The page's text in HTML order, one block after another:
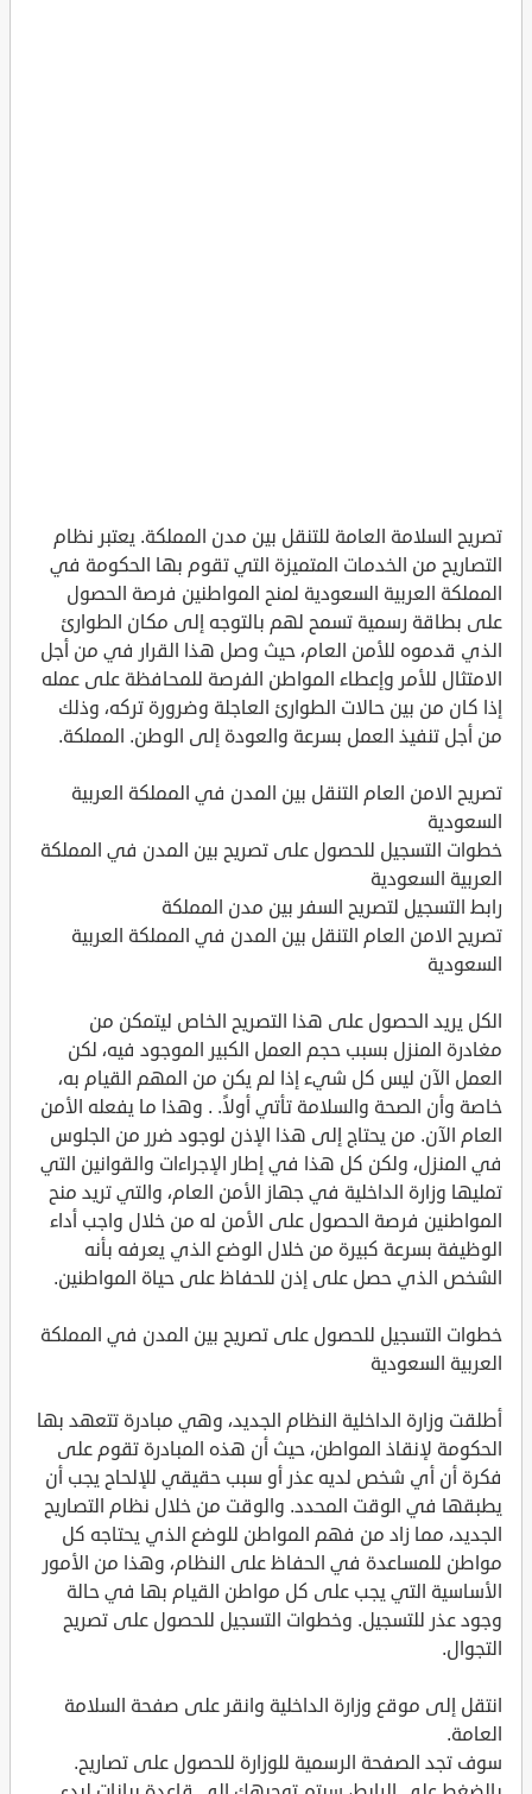
تصريح السلامة العامة للتنقل بين مدن المملكة. يعتبر نظام
التصاريح من الخدمات المتميزة التي تقوم بها الحكومة في
المملكة العربية السعودية لمنح المواطنين فرصة الحصول
على بطاقة رسمية تسمح لهم بالتوجه إلى مكان الطوارئ
الذي قدموه للأمن العام، حيث وصل هذا القرار في من أجل
الامتثال للأمر وإعطاء المواطن الفرصة للمحافظة على عمله
إذا كان من بين حالات الطوارئ العاجلة وضرورة تركه، وذلك
من أجل تنفيذ العمل بسرعة والعودة إلى الوطن. المملكة.
تصريح الامن العام التنقل بين المدن في المملكة العربية
السعودية
خطوات التسجيل للحصول على تصريح بين المدن في المملكة
العربية السعودية
رابط التسجيل لتصريح السفر بين مدن المملكة
تصريح الامن العام التنقل بين المدن في المملكة العربية
السعودية
الكل يريد الحصول على هذا التصريح الخاص ليتمكن من
مغادرة المنزل بسبب حجم العمل الكبير الموجود فيه، لكن
العمل الآن ليس كل شيء إذا لم يكن من المهم القيام به،
خاصة وأن الصحة والسلامة تأتي أولاً. . وهذا ما يفعله الأمن
العام الآن. من يحتاج إلى هذا الإذن لوجود ضرر من الجلوس
في المنزل، ولكن كل هذا في إطار الإجراءات والقوانين التي
تمليها وزارة الداخلية في جهاز الأمن العام، والتي تريد منح
المواطنين فرصة الحصول على الأمن له من خلال واجب أداء
الوظيفة بسرعة كبيرة من خلال الوضع الذي يعرفه بأنه
الشخص الذي حصل على إذن للحفاظ على حياة المواطنين.
خطوات التسجيل للحصول على تصريح بين المدن في المملكة
العربية السعودية
أطلقت وزارة الداخلية النظام الجديد، وهي مبادرة تتعهد بها
الحكومة لإنقاذ المواطن، حيث أن هذه المبادرة تقوم على
فكرة أن أي شخص لديه عذر أو سبب حقيقي للإلحاح يجب أن
يطبقها في الوقت المحدد. والوقت من خلال نظام التصاريح
الجديد، مما زاد من فهم المواطن للوضع الذي يحتاجه كل
مواطن للمساعدة في الحفاظ على النظام، وهذا من الأمور
الأساسية التي يجب على كل مواطن القيام بها في حالة
وجود عذر للتسجيل. وخطوات التسجيل للحصول على تصريح
التجوال.
انتقل إلى موقع وزارة الداخلية وانقر على صفحة السلامة
العامة.
سوف تجد الصفحة الرسمية للوزارة للحصول على تصاريح.